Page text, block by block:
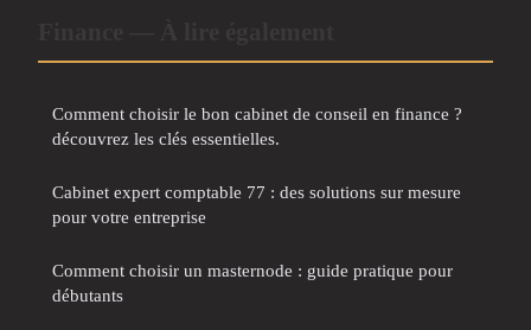
Comment choisir le bon cabinet de conseil en finance ?
découvrez les clés essentielles.
Cabinet expert comptable 77 : des solutions sur mesure
pour votre entreprise
Comment choisir un masternode : guide pratique pour
débutants